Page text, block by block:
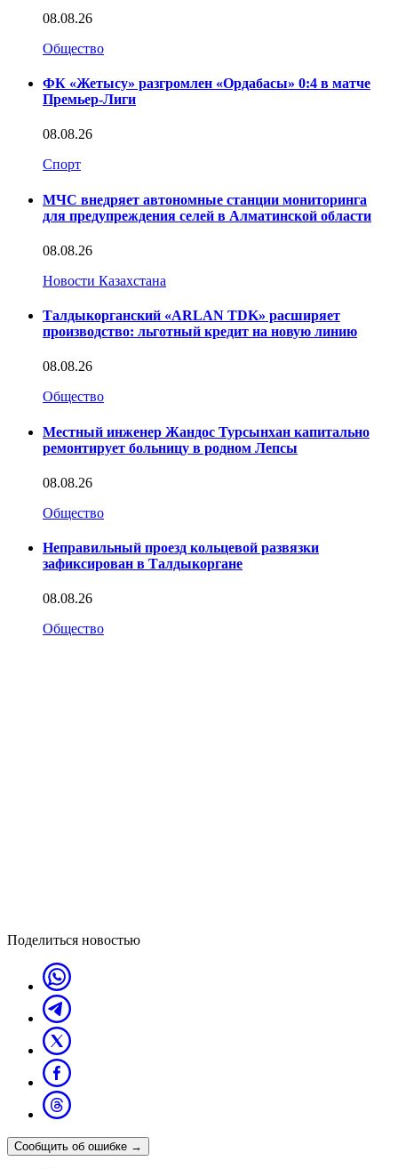
08.08.26
Общество
ФК «Жетысу» разгромлен «Ордабасы» 0:4 в матче
Премьер-Лиги
08.08.26
Спорт
МЧС внедряет автономные станции мониторинга
для предупреждения селей в Алматинской области
08.08.26
Новости Казахстана
Талдыкорганский «ARLAN TDK» расширяет
производство: льготный кредит на новую линию
08.08.26
Общество
Местный инженер Жандос Турсынхан капитально
ремонтирует больницу в родном Лепсы
08.08.26
Общество
Неправильный проезд кольцевой развязки
зафиксирован в Талдыкоргане
08.08.26
Общество
Поделиться новостью
Сообщить об ошибке →